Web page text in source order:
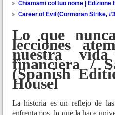
Chiamami col tuo nome | Edizione
Career of Evil (Cormoran Strike,
Lo que
lecciones
nuestra
financiera /
(Spanish
Housel
La historia es un reflejo de
enfrentamos, lo que la hace